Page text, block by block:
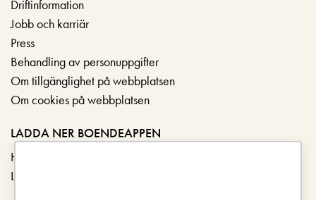
Driftinformation
Jobb och karriär
Press
Behandling av personuppgifter
Om tillgänglighet på webbplatsen
Om cookies på webbplatsen
LADDA NER BOENDEAPPEN
Hämta i App Store
Ladda ner på Google Play